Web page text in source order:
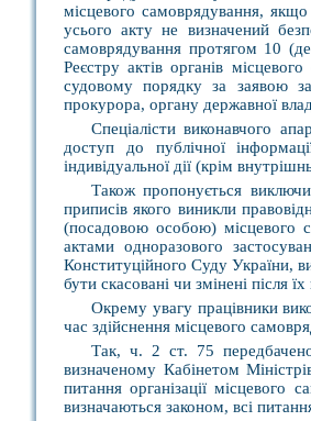
місцевого самоврядування,
усього акту не визначений
самоврядування протягом 10
Реєстру актів органів
судовому порядку за заявою
прокурора, органу державної
Спеціалісти виконавчого
доступ до публічної
індивідуальної дії (крім
Також пропонується
приписів якого виникли
(посадовою особою) місцевого
актами одноразового
Конституційного Суду України,
бути скасовані чи змінені після
Окрему увагу працівники
час здійснення місцевого
Так, ч. 2 ст. 75
визначеному Кабінетом
питання організації місцевого
визначаються законом, всі